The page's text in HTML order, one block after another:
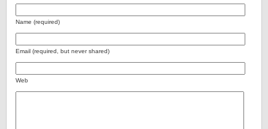
Name (required)
Email (required, but never shared)
Web